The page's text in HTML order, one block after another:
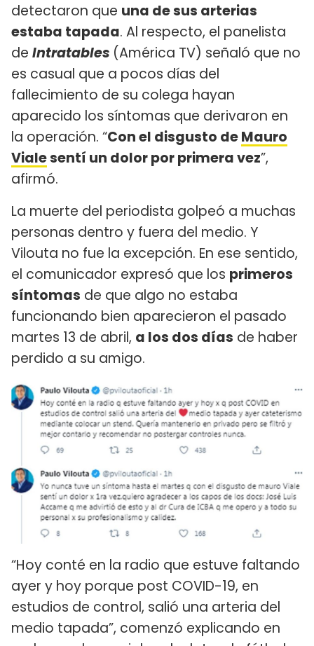
detectaron que una de sus arterias
estaba tapada. Al respecto, el panelista
de Intratables (América TV) señaló que no
es casual que a pocos días del
fallecimiento de su colega hayan
aparecido los síntomas que derivaron en
la operación. “Con el disgusto deMauro
Vialesentí un dolor por primera vez”,
afirmó.
La muerte del periodista golpeó a muchas
personas dentro y fuera del medio. Y
Vilouta no fue la excepción. En ese sentido,
el comunicador expresó que los primeros
síntomas de que algo no estaba
funcionando bien aparecieron el pasado
martes 13 de abril, a los dos días de haber
perdido a su amigo.
“Hoy conté en la radio que estuve faltando
ayer y hoy porque post COVID-19, en
estudios de control, salió una arteria del
medio tapada”, comenzó explicando en